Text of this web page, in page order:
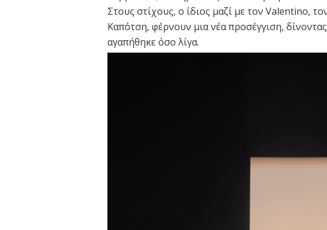
Στους στίχους, ο ίδιος μαζί με τον Valentino,
Καπότση, φέρνουν μια νέα προσέγγιση,
αγαπήθηκε όσο λίγα.